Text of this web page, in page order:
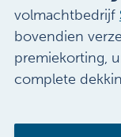
volmachtbedrijf
bovendien
premiekorting,
complete